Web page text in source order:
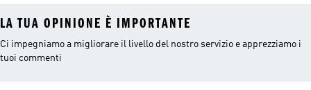
LA TUA OPINIONE È IMPORTANTE
Ci impegniamo a migliorare il livello del nostro servizio e apprezziamo i
tuoi commenti